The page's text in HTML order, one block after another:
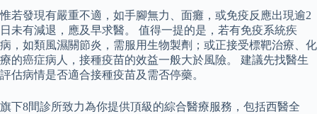
惟若發現有嚴重不適，如手腳無力、面癱，或免疫反應出現逾2
日未有減退，應及早求醫。 值得一提的是，若有免疫系統疾
病，如類風濕關節炎，需服用生物製劑；或正接受標靶治療、化
療的癌症病人，接種疫苗的效益一般大於風險。 建議先找醫生
評估病情是否適合接種疫苗及需否停藥。
旗下8間診所致力為你提供頂級的綜合醫療服務，包括西醫全